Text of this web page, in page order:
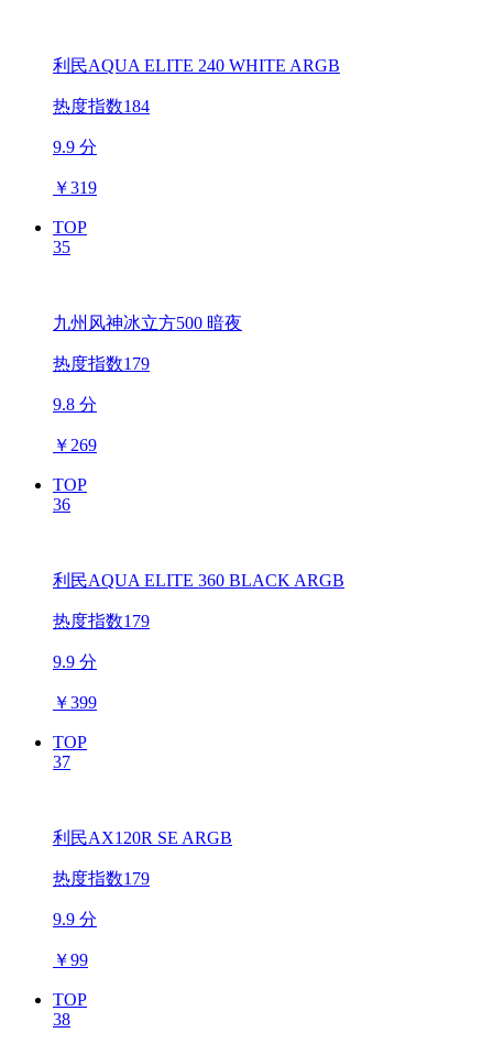
利民AQUA ELITE 240 WHITE ARGB
热度指数184
9.9 分
￥319
TOP
35
九州风神冰立方500 暗夜
热度指数179
9.8 分
￥ 269
TOP
36
利民AQUA ELITE 360 BLACK ARGB
热度指数179
9.9 分
￥399
TOP
37
利民AX120R SE ARGB
热度指数179
9.9 分
￥99
TOP
38